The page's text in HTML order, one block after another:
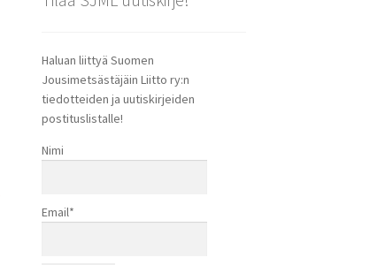
Haluan liittyä Suomen
Jousimetsästäjäin Liitto ry:n
tiedotteiden ja uutiskirjeiden
postituslistalle!
Nimi
Email*